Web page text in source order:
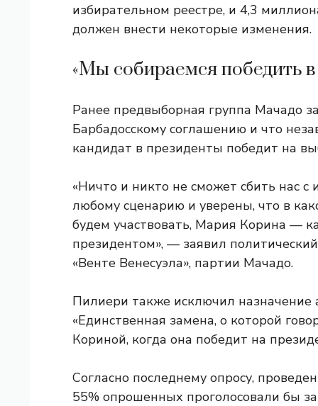
избирательном реестре, и 4,3
должен внести некоторые изменения.
«Мы собираемся победить
Ранее предвыборная группа Мачадо
Барбадосскому соглашению и что
кандидат в президенты победит на
«Ничто и никто не сможет сбить нас
любому сценарию и уверены, что в
будем участвовать, Мария Корина —
президентом», — заявил
«Венте Венесуэла», партии Мачадо.
Пилиери также исключил назначение
«Единственная замена, о которой
Кориной, когда она победит на
Согласно последнему опросу,
55% опрошенных проголосовали бы